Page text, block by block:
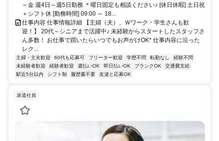
～金 週4日～週5日勤務 ＊曜日固定も相談ください♪ [休日休暇] 土日祝
＋シフト休 [勤務時間] 09:00 ～ 18...
仕事内容 仕事情報詳細 【主婦（夫）、Ｗワーク・学生さんも歓
迎！】 20代～シニアまで活躍中♪ 未経験からスタートしたスタッフさ
ん多数！ お仕事で躓いたらいつでもお声がけOK* 仕事内容に沿った
レク...
主婦・主夫歓迎 60代も応募可 フリーター歓迎 学歴不問 転勤なし
経験不問
未経験者歓迎
経験者歓迎 週払いOK 即日払いOK ブランクOK
交通費支給
駅近5分以内
シフト制 履歴書不要 友達と応募OK
派遣社員